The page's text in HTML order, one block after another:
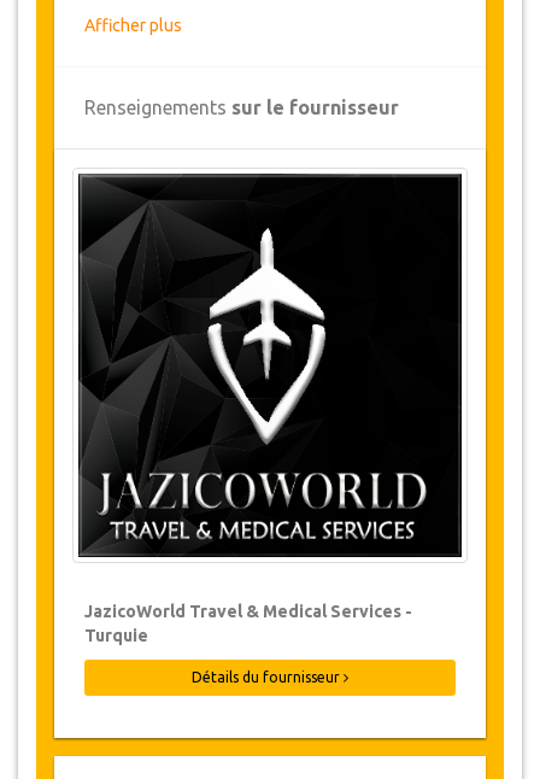
JazicoWorld offre pour les grands voyageurs,
15% de réduction sur les transferts
toute la Turquie et ce pendant une période de
12 mois, pour obtenir votre remise sur le
transfert, cliquez ci-dessus sur le bouton
Détails de la remise
Changements et Politique d'annulation
Les modifications de réservations peuvent
être possibles si l’avis est donné à temps.
Pour plus d'informations veuillez nous
contacter.
Pour toutes les annulations faites au
moins 24 heures à l’avance, il n‘y aura
pas de frais, même si la réservation a été
confirmée. L'annulation ne peut être faite
que par écrit en envoyant un courrier
électronique.
moins de 24 heures avant le transfert.
Dans de tels cas, les paiements sont non-
remboursables.
De temps en temps, JazicoWorld peut
Afficher plus
Renseignements sur le fournisseur
JazicoWorld Travel & Medical Services -
Turquie
Détails du fournisseur